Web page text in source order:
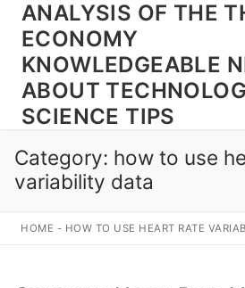
Skip
content
ANALYSIS OF THE
ECONOMY
KNOWLEDGEABLE
ABOUT
SCIENCE TIPS
Category: how to use
variability data
HOME - HOW TO USE HEART RATE